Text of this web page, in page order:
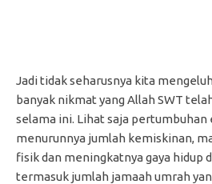
Jadi tidak seharusnya kita
banyak nikmat yang Allah SWT
selama ini. Lihat saja pertumbuhan
menurunnya jumlah kemiskinan,
fisik dan meningkatnya gaya hidup
termasuk jumlah jamaah umrah